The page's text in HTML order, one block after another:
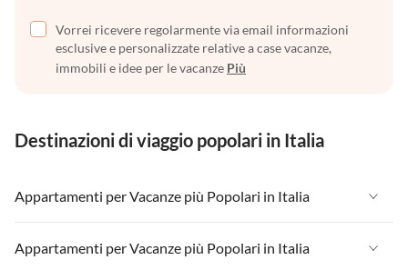
Vorrei ricevere regolarmente via email informazioni
esclusive e personalizzate relative a case vacanze,
immobili e idee per le vacanze Più
Destinazioni di viaggio popolari in Italia
Appartamenti per Vacanze più Popolari in Italia
Appartamenti per Vacanze in Italia
Appartamenti per Vacanze più Popolari in Italia